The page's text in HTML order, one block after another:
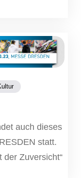
auch dieses
statt.
der Zuversicht“